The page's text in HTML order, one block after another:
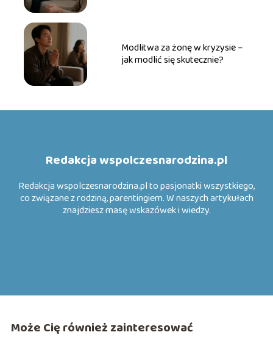
Modlitwa za żonę w kryzysie –
jak modlić się skutecznie?
Redakcja wspolczesnarodzina.pl
Redakcja wspolczesnarodzina.pl to pasjonatki wszystkiego,
co związane z rodziną, parentingiem. W naszych artykułach
znajdziesz masę wskazówek i wiedzy.
Może Cię również zainteresować